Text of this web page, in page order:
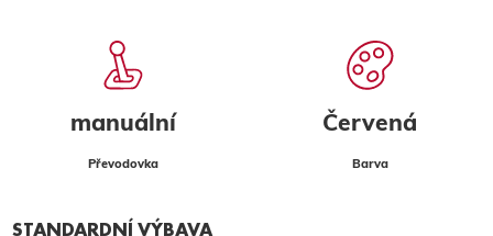
manuální
Převodovka
Červená
Barva
STANDARDNÍ VÝBAVA